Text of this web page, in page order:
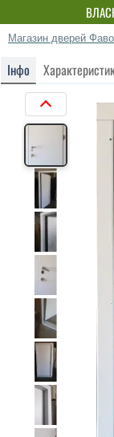
Магазин дверей
Інфо